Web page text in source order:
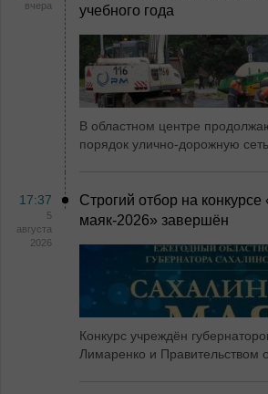
вчера
учебного года
В областном центре
порядок улично-дорожную сеть
17:37
5
августа
2026
Строгий отбор на
маяк‑2026» завершён
Конкурс учреждён
Лимаренко и Правительством